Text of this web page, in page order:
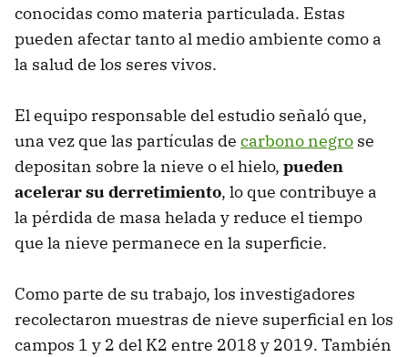
conocidas como materia particulada. Estas
pueden afectar tanto al medio ambiente como a
la salud de los seres vivos.
El equipo responsable del estudio señaló que,
una vez que las partículas de carbono negro se
depositan sobre la nieve o el hielo, pueden
acelerar su derretimiento, lo que contribuye a
la pérdida de masa helada y reduce el tiempo
que la nieve permanece en la superficie.
Como parte de su trabajo, los investigadores
recolectaron muestras de nieve superficial en los
campos 1 y 2 del K2 entre 2018 y 2019. También